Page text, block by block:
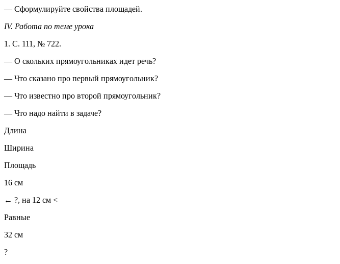
— Сформулируйте свойства площадей.
IV. Работа по теме урока
1. С. 111, № 722.
— О скольких прямоугольниках идет речь?
— Что сказано про первый прямоугольник?
— Что известно про второй прямоугольник?
— Что надо найти в задаче?
Длина
Ширина
Площадь
16 см
← ?, на 12 см <
Равные
32 см
?